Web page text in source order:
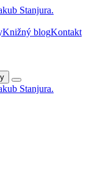
Knižný blogKontakt